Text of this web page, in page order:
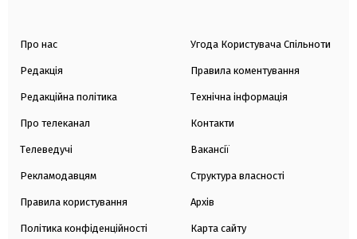
Про нас
Редакція
Редакційна політика
Про телеканал
Телеведучі
Рекламодавцям
Правила користування
Політика конфіденційності
Угода Користувача Спільноти
Правила коментування
Технічна інформація
Контакти
Вакансії
Структура власності
Архів
Карта сайту